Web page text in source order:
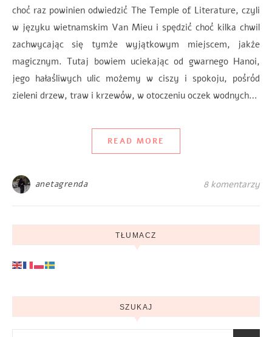
choć raz powinien odwiedzić The Temple of Literature, czyli
w języku wietnamskim Van Mieu i spędzić choć kilka chwil
zachwycając się tymże wyjątkowym miejscem, jakże
magicznym. Tutaj bowiem uciekając od gwarnego Hanoi,
jego hałaśliwych ulic możemy w ciszy i spokoju, pośród
zieleni drzew, traw i krzewów, w otoczeniu oczek wodnych…
READ MORE
anetagrenda 8 komentarzy
TŁUMACZ
SZUKAJ